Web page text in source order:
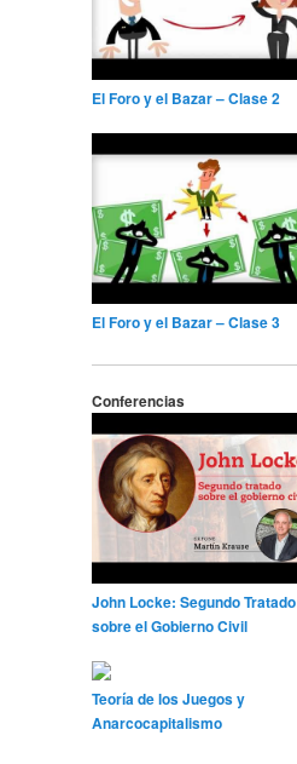
El Foro y el Bazar – Clase 2
El Foro y el Bazar – Clase 3
Conferencias
John Locke: Segundo Tratado
sobre el Gobierno Civil
Teoría de los Juegos y
Anarcocapitalismo